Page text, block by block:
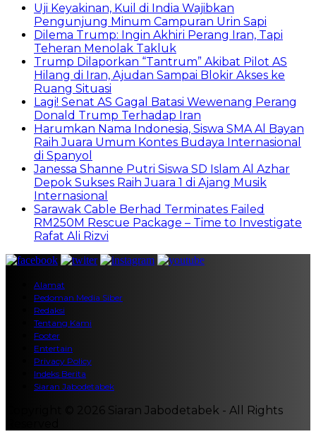
Uji Keyakinan, Kuil di India Wajibkan
Pengunjung Minum Campuran Urin Sapi
Dilema Trump: Ingin Akhiri Perang Iran, Tapi
Teheran Menolak Takluk
Trump Dilaporkan “Tantrum” Akibat Pilot AS
Hilang di Iran, Ajudan Sampai Blokir Akses ke
Ruang Situasi
Lagi! Senat AS Gagal Batasi Wewenang Perang
Donald Trump Terhadap Iran
Harumkan Nama Indonesia, Siswa SMA Al Bayan
Raih Juara Umum Kontes Budaya Internasional
di Spanyol
Janessa Shanne Putri Siswa SD Islam Al Azhar
Depok Sukses Raih Juara 1 di Ajang Musik
Internasional
Sarawak Cable Berhad Terminates Failed
RM250M Rescue Package – Time to Investigate
Rafat Ali Rizvi
Alamat
Pedoman Media Siber
Redaksi
Tentang Kami
Footer
Entertain
Privacy Policy
Indeks Berita
Siaran Jabodetabek
Copyright © 2026 Siaran Jabodetabek - All Rights